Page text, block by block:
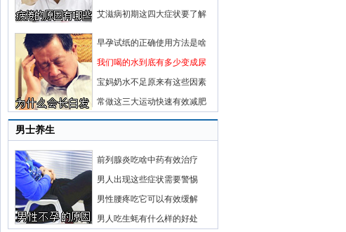
艾滋病初期这四大症状要了解
早孕试纸的正确使用方法是啥
我们喝的水到底有多少变成尿
宝妈奶水不足原来有这些因素
常做这三大运动快速有效减肥
男士养生
前列腺炎吃啥中药有效治疗
男人出现这些症状需要警惕
男性腰疼吃它可以有效缓解
男人吃生蚝有什么样的好处